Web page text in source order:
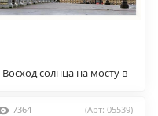
Восход солнца на мосту в
7364 (Арт: 05539)